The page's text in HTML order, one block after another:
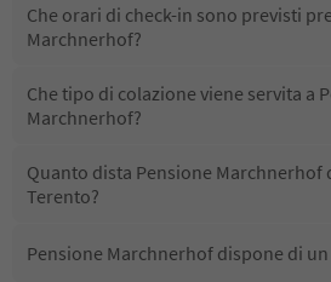
Che orari di check-in sono previsti
Marchnerhof?
Che tipo di colazione viene servita a
Marchnerhof?
Quanto dista Pensione Marchnerhof
Terento?
Pensione Marchnerhof dispone di